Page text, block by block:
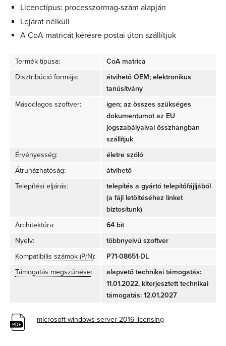
Licenctípus: processzormag-szám alapján
Lejárat nélküli
A CoA matricát kérésre postai úton szállítjuk
Termék típusa:
CoA matrica
Disztribúció formája:
átvihető OEM; elektronikus
tanúsítvány
Másodlagos szoftver:
igen; az összes szükséges
dokumentumot az EU
jogszabályaival összhangban
szállítjuk
Érvényesség:
életre szóló
Átruházhatóság:
átvihető
Telepítési eljárás:
telepítés a gyártó telepítőfájljából
(a fájl letöltéséhez linket
biztosítunk)
Architektúra:
64 bit
Nyelv:
többnyelvű szoftver
Kompatibilis számok (P/N):
P71-08651-DL
Támogatás megszűnése:
alapvető technikai támogatás:
11.01.2022, kiterjesztett technikai
támogatás: 12.01.2027
microsoft-windows-server-2016-licensing